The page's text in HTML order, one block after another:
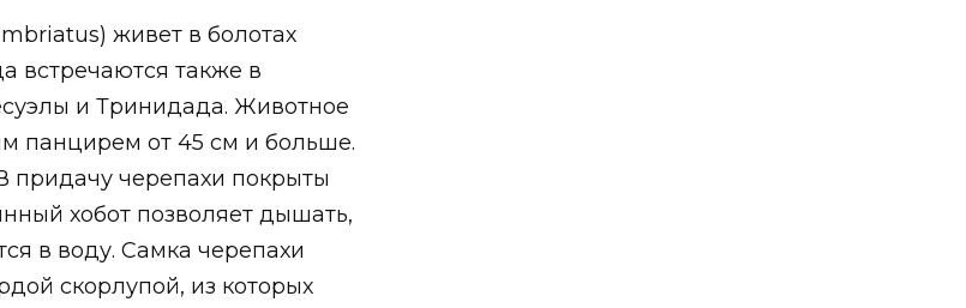
живет в болотах
встречаются также в
и Тринидада. Животное
панцирем от 45 см и больше.
придачу черепахи покрыты
хобот позволяет дышать,
в воду. Самка черепахи
скорлупой, из которых